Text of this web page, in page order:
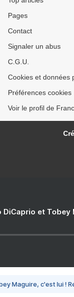
Pages
Contact
Signaler un abus
C.G.U.
Cookies et données
Préférences cookies
Voir le profil de
DiCaprio et
Maguire, c'est lui !